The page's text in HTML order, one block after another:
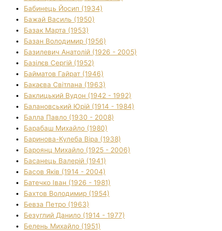
Бабинець Йосип (1934)
Бажай Василь (1950)
Базак Марта (1953)
Базан Володимир (1956)
Базилевич Анатолій (1926 - 2005)
Базілєв Сергій (1952)
Байматов Гайрат (1946)
Бакаєва Світлана (1963)
Баклицький Вудон (1942 - 1992)
Балановський Юрій (1914 - 1984)
Балла Павло (1930 - 2008)
Барабаш Михайло (1980)
Баринова-Кулеба Віра (1938)
Бароянц Михайло (1925 - 2006)
Басанець Валерій (1941)
Басов Яків (1914 - 2004)
Батечко Іван (1926 - 1981)
Бахтов Володимир (1954)
Бевза Петро (1963)
Безуглий Данило (1914 - 1977)
Белень Михайло (1951)